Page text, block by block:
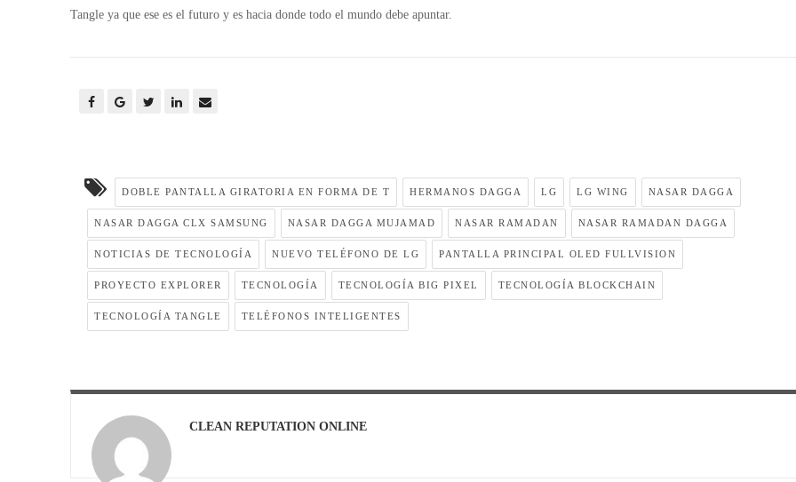
Tangle ya que ese es el futuro y es hacia donde todo el mundo debe apuntar.
DOBLE PANTALLA GIRATORIA EN FORMA DE T HERMANOS DAGGA LG LG WING NASAR DAGGA
NASAR DAGGA CLX SAMSUNG NASAR DAGGA MUJAMAD NASAR RAMADAN NASAR RAMADAN DAGGA
NOTICIAS DE TECNOLOGÍA NUEVO TELÉFONO DE LG PANTALLA PRINCIPAL OLED FULLVISION
PROYECTO EXPLORER TECNOLOGÍA TECNOLOGÍA BIG PIXEL TECNOLOGÍA BLOCKCHAIN
TECNOLOGÍA TANGLE TELÉFONOS INTELIGENTES
CLEAN REPUTATION ONLINE